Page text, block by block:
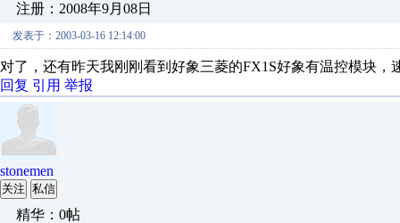
注册：2008年9月08日
发表于：2003-03-16 12:14:00
对了，还有昨天我刚刚看到好象三菱的FX1S好象有温控模块
回复 引用 举报
stonemen
关注 私信
精华：0帖